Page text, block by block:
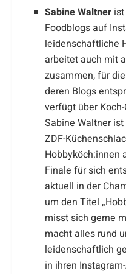
Sabine Waltner
Foodblogs auf
leidenschaftliche
arbeitet auch mit
zusammen, für
deren Blogs
verfügt über
Sabine Waltner
ZDF-
Hobbyköch:innen
Finale für sich
aktuell in der
um den Titel
misst sich gerne
macht alles rund
leidenschaftlich
in ihren